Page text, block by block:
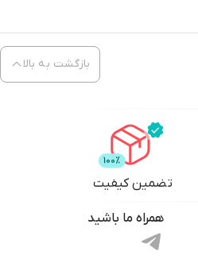
بازگشت به بالا
تضمین کیفیت
همراه ما باشید